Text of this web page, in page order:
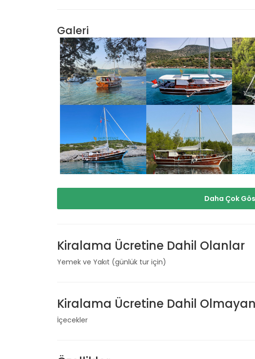
Galeri
Daha Çok
Kiralama Ücretine Dahil Olanlar
Yemek ve Yakıt (günlük tur için)
Kiralama Ücretine Dahil
İçecekler